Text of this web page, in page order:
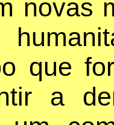
novas
que
a